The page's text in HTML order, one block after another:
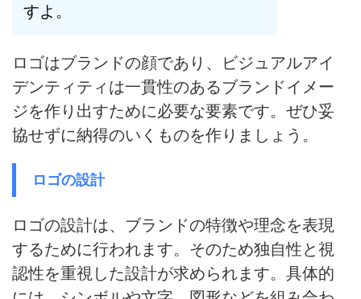
すよ。
ロゴはブランドの顔であり、ビジュアルアイ
デンティティは一貫性のあるブランドイメー
ジを作り出すために必要な要素です。ぜひ妥
協せずに納得のいくものを作りましょう。
ロゴの設計
ロゴの設計は、 ブランドの特徴や理念を表現
するために行われます。そのため独自性と視
認性を重視した設計が求められます。具体的